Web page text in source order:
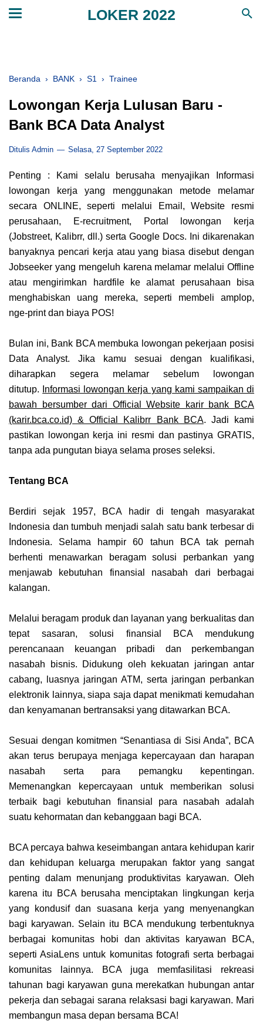
LOKER 2022
Beranda › BANK › S1 › Trainee
Lowongan Kerja Lulusan Baru -
Bank BCA Data Analyst
Ditulis Admin Selasa, 27 September 2022
Penting : Kami selalu berusaha menyajikan Informasi
lowongan kerja yang menggunakan metode melamar
secara ONLINE, seperti melalui Email, Website resmi
perusahaan, E-recruitment, Portal lowongan kerja
(Jobstreet, Kalibrr, dll.) serta Google Docs. Ini dikarenakan
banyaknya pencari kerja atau yang biasa disebut dengan
Jobseeker yang mengeluh karena melamar melalui Offline
atau mengirimkan hardfile ke alamat perusahaan bisa
menghabiskan uang mereka, seperti membeli amplop,
nge-print dan biaya POS!
Bulan ini, Bank BCAmembuka lowongan pekerjaan posisi
Data Analyst. Jika kamu sesuai dengan kualifikasi,
diharapkan segera melamar sebelum lowongan
ditutup.
Informasi lowongan kerja yang kami sampaikan di
bawah bersumber dari Official Website karir bank BCA
(karir.bca.co.id) & Official Kalibrr Bank BCA. Jadi kami
pastikan lowongan kerja ini resmi dan pastinya GRATIS,
tanpa ada pungutan biaya selama proses seleksi.
Tentang BCA
Berdiri sejak 1957, BCA hadir di tengah masyarakat
Indonesia dan tumbuh menjadi salah satu bank terbesar di
Indonesia. Selama hampir 60 tahun BCA tak pernah
berhenti menawarkan beragam solusi perbankan yang
menjawab kebutuhan finansial nasabah dari berbagai
kalangan.
Melalui beragam produk dan layanan yang berkualitas dan
tepat sasaran, solusi finansial BCA mendukung
perencanaan keuangan pribadi dan perkembangan
nasabah bisnis. Didukung oleh kekuatan jaringan antar
cabang, luasnya jaringan ATM, serta jaringan perbankan
elektronik lainnya, siapa saja dapat menikmati kemudahan
dan kenyamanan bertransaksi yang ditawarkan BCA.
Sesuai dengan komitmen “Senantiasa di Sisi Anda”, BCA
akan terus berupaya menjaga kepercayaan dan harapan
nasabah serta para pemangku kepentingan.
Memenangkan kepercayaan untuk memberikan solusi
terbaik bagi kebutuhan finansial para nasabah adalah
suatu kehormatan dan kebanggaan bagi BCA.
BCA percaya bahwa keseimbangan antara kehidupan karir
dan kehidupan keluarga merupakan faktor yang sangat
penting dalam menunjang produktivitas karyawan. Oleh
karena itu BCA berusaha menciptakan lingkungan kerja
yang kondusif dan suasana kerja yang menyenangkan
bagi karyawan. Selain itu BCA mendukung terbentuknya
berbagai komunitas hobi dan aktivitas karyawan BCA,
seperti AsiaLens untuk komunitas fotografi serta berbagai
komunitas lainnya. BCA juga memfasilitasi rekreasi
tahunan bagi karyawan guna merekatkan hubungan antar
pekerja dan sebagai sarana relaksasi bagi karyawan. Mari
membangun masa depan bersama BCA!